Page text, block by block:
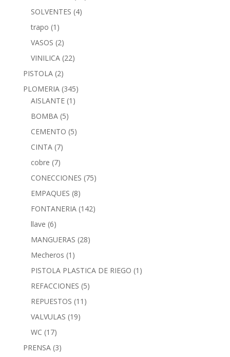
SOLVENTES (4)
trapo (1)
VASOS (2)
VINILICA (22)
PISTOLA (2)
PLOMERIA (345)
AISLANTE (1)
BOMBA (5)
CEMENTO (5)
CINTA (7)
cobre (7)
CONECCIONES (75)
EMPAQUES (8)
FONTANERIA (142)
llave (6)
MANGUERAS (28)
Mecheros (1)
PISTOLA PLASTICA DE RIEGO (1)
REFACCIONES (5)
REPUESTOS (11)
VALVULAS (19)
WC (17)
PRENSA (3)